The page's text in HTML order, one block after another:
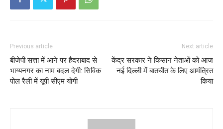
Previous article
बीजेपी सत्ता में आने पर हैदराबाद से
भाग्यनगर का नाम बदल देगी: सिविक
पोल रैली में यूपी सीएम योगी
Next article
केंद्र सरकार ने किसान नेताओं को आज
नई दिल्ली में बातचीत के लिए आमंत्रित
किया